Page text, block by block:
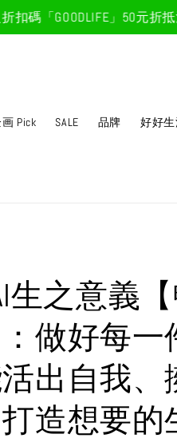
「GOODLIFE」50元折抵消
Pick SALE 品牌 好好
生之意義
做好每一
出自我、
造想要的